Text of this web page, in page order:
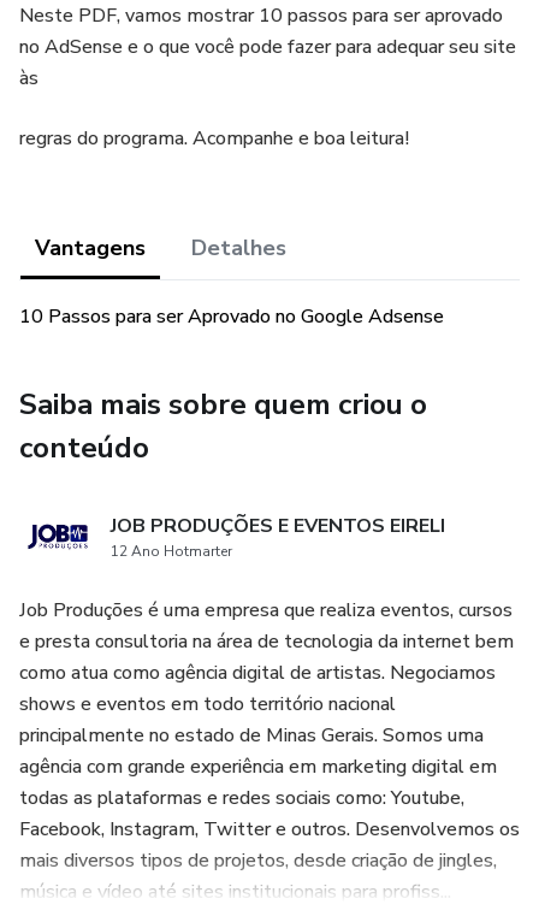
Neste PDF, vamos mostrar 10 passos para ser aprovado
no AdSense e o que você pode fazer para adequar seu site
às
regras do programa. Acompanhe e boa leitura!
Vantagens Detalhes
10 Passos para ser Aprovado no Google Adsense
Saiba mais sobre quem criou o
conteúdo
JOB PRODUÇÕES E EVENTOS EIRELI
12 Ano Hotmarter
Job Produções é uma empresa que realiza eventos, cursos
e presta consultoria na área de tecnologia da internet bem
como atua como agência digital de artistas. Negociamos
shows e eventos em todo território nacional
principalmente no estado de Minas Gerais. Somos uma
agência com grande experiência em marketing digital em
todas as plataformas e redes sociais como: Youtube,
Facebook, Instagram, Twitter e outros. Desenvolvemos os
mais diversos tipos de projetos, desde criação de jingles,
música e vídeo até sites institucionais para profiss...